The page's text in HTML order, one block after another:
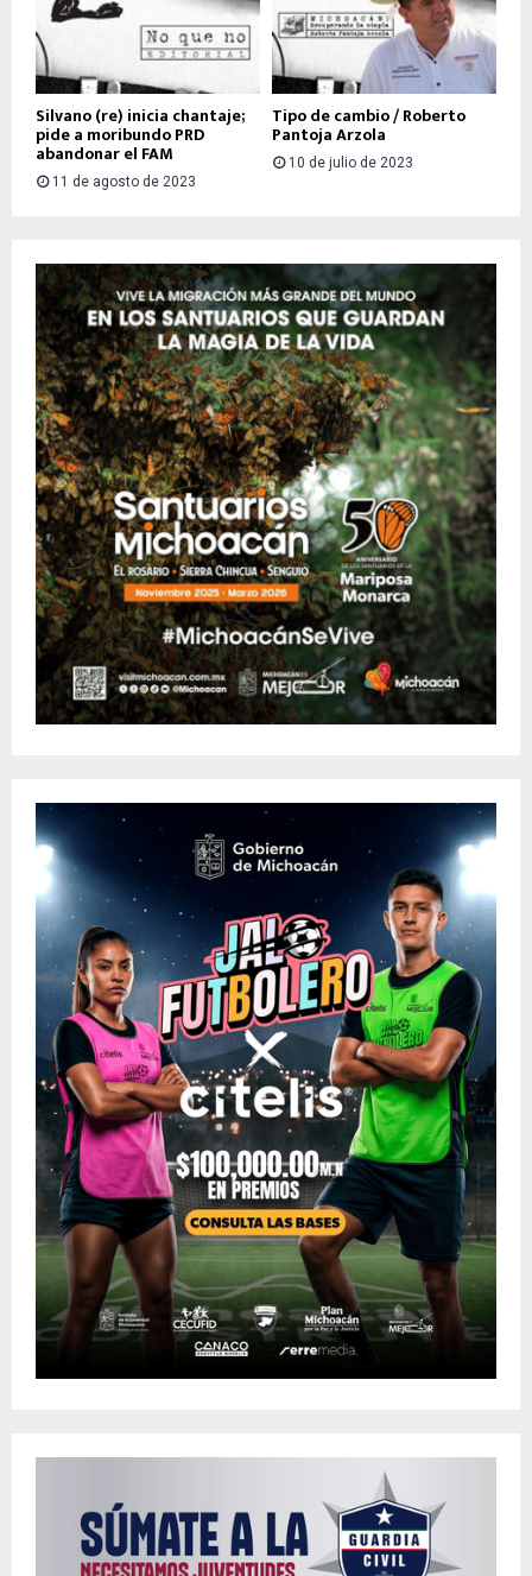
Silvano (re) inicia chantaje;
pide a moribundo PRD
abandonar el FAM
11 de agosto de 2023
Tipo de cambio / Roberto
Pantoja Arzola
10 de julio de 2023